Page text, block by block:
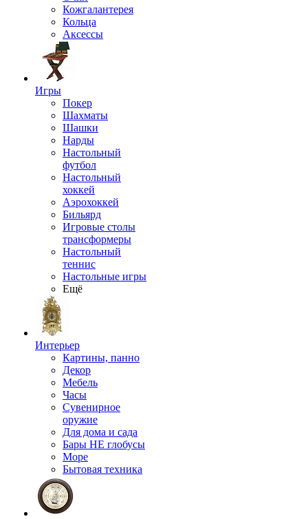
Кожгалантерея
Кольца
Аксессы
Игры
Покер
Шахматы
Шашки
Нарды
Настольный
футбол
Настольный
хоккей
Аэрохоккей
Бильярд
Игровые столы
трансформеры
Настольный
теннис
Настольные игры
Ещё
Интерьер
Картины, панно
Декор
Мебель
Часы
Сувенирное
оружие
Для дома и сада
Бары НЕ глобусы
Море
Бытовая техника